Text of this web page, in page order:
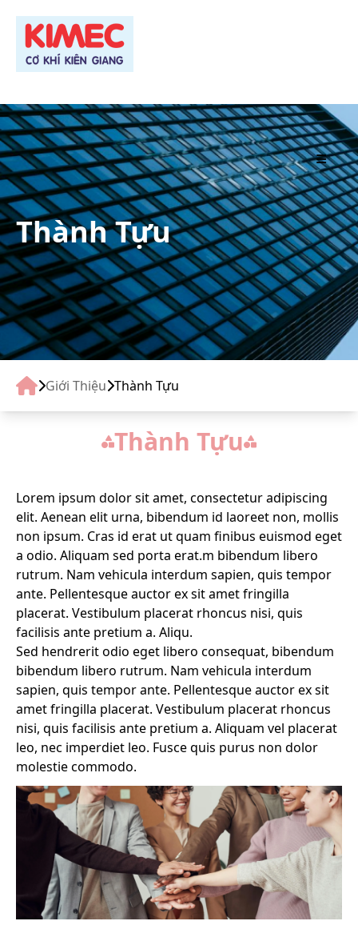
TRANG CHỦ
GIỚI THIỆU
SẢN PHẨM
DỰ ÁN
LIÊN HỆ
TUYỂN DỤNG
Thành Tựu
Giới Thiệu Thành Tựu
Thành Tựu
Lorem ipsum dolor sit amet, consectetur adipiscing
elit. Aenean elit urna, bibendum id laoreet non, mollis
non ipsum. Cras id erat ut quam finibus euismod eget
a odio. Aliquam sed porta erat.m bibendum libero
rutrum. Nam vehicula interdum sapien, quis tempor
ante. Pellentesque auctor ex sit amet fringilla
placerat. Vestibulum placerat rhoncus nisi, quis
facilisis ante pretium a. Aliqu.
Sed hendrerit odio eget libero consequat, bibendum
bibendum libero rutrum. Nam vehicula interdum
sapien, quis tempor ante. Pellentesque auctor ex sit
amet fringilla placerat. Vestibulum placerat rhoncus
nisi, quis facilisis ante pretium a. Aliquam vel placerat
leo, nec imperdiet leo. Fusce quis purus non dolor
molestie commodo.